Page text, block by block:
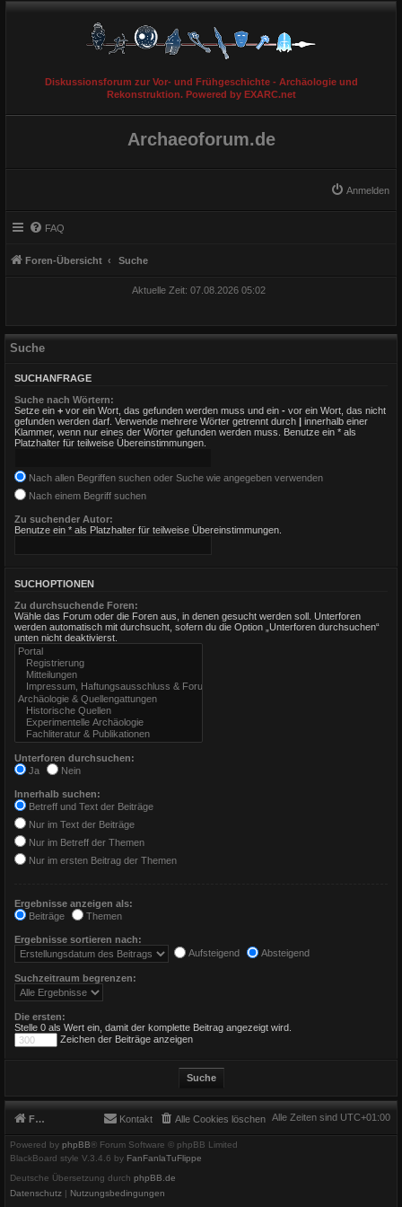
Diskussionsforum zur Vor- und Frühgeschichte - Archäologie und
Rekonstruktion. Powered by EXARC.net
Archaeoforum.de
Anmelden
FAQ
Foren-Übersicht Suche
Aktuelle Zeit: 07.08.2026 05:02
Suche
SUCHANFRAGE
Suche nach Wörtern:
Setze ein + vor ein Wort, das gefunden werden muss und ein - vor ein Wort, das nicht
gefunden werden darf. Verwende mehrere Wörter getrennt durch
innerhalb einer
Klammer, wenn nur eines der Wörter gefunden werden muss. Benutze ein * als
Platzhalter für teilweise Übereinstimmungen.
Nach allen Begriffen suchen oder Suche wie angegeben verwenden
Nach einem Begriff suchen
Zu suchender Autor:
Benutze ein * als Platzhalter für teilweise Übereinstimmungen.
SUCHOPTIONEN
Zu durchsuchende Foren:
Wähle das Forum oder die Foren aus, in denen gesucht werden soll. Unterforen
werden automatisch mit durchsucht, sofern du die Option „Unterforen durchsuchen“
unten nicht deaktivierst.
Unterforen durchsuchen:
Ja
Nein
Innerhalb suchen:
Betreff und Text der Beiträge
Nur im Text der Beiträge
Nur im Betreff der Themen
Nur im ersten Beitrag der Themen
Ergebnisse anzeigen als:
Beiträge
Themen
Ergebnisse sortieren nach:
Aufsteigend
Absteigend
Suchzeitraum begrenzen:
Die ersten:
Stelle 0 als Wert ein, damit der komplette Beitrag angezeigt wird.
Zeichen der Beiträge anzeigen
Foren-Übersicht Alle Zeiten sind UTC+01:00
Alle Cookies löschen
Kontakt
Powered by phpBB® Forum Software © phpBB Limited
BlackBoard style V.3.4.6 by FanFanlaTuFlippe
Deutsche Übersetzung durch phpBB.de
Datenschutz | Nutzungsbedingungen